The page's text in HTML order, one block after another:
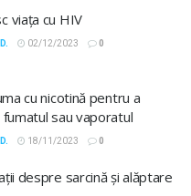
viața cu HIV
02/12/2023 0
cu nicotină pentru a
sau vaporatul
18/11/2023 0
despre sarcină și alăptare